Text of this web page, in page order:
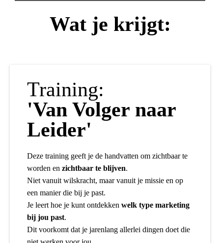
Wat je krijgt:
Training:
'Van Volger naar
Leider'
Deze training geeft je de handvatten om zichtbaar te
worden en zichtbaar te blijven.
Niet vanuit wilskracht, maar vanuit je missie en op
een manier die bij je past.
Je leert hoe je kunt ontdekken welk type marketing
bij jou past.
Dit voorkomt dat je jarenlang allerlei dingen doet die